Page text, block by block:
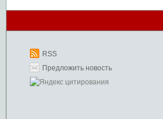
RSS
Предложить новость